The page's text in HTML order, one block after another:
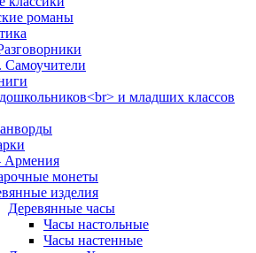
романы
и младших классов
Армения
монеты
изделия
Деревянные часы
Часы настольные
Часы настенные